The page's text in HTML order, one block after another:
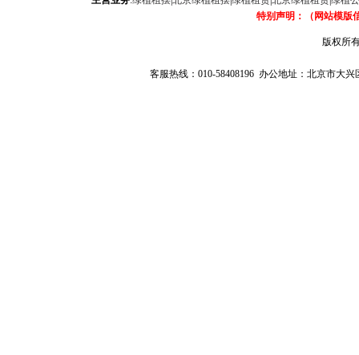
特别声明：（网站模版
版权所
客服热线：010-58408196 办公地址：北京市大